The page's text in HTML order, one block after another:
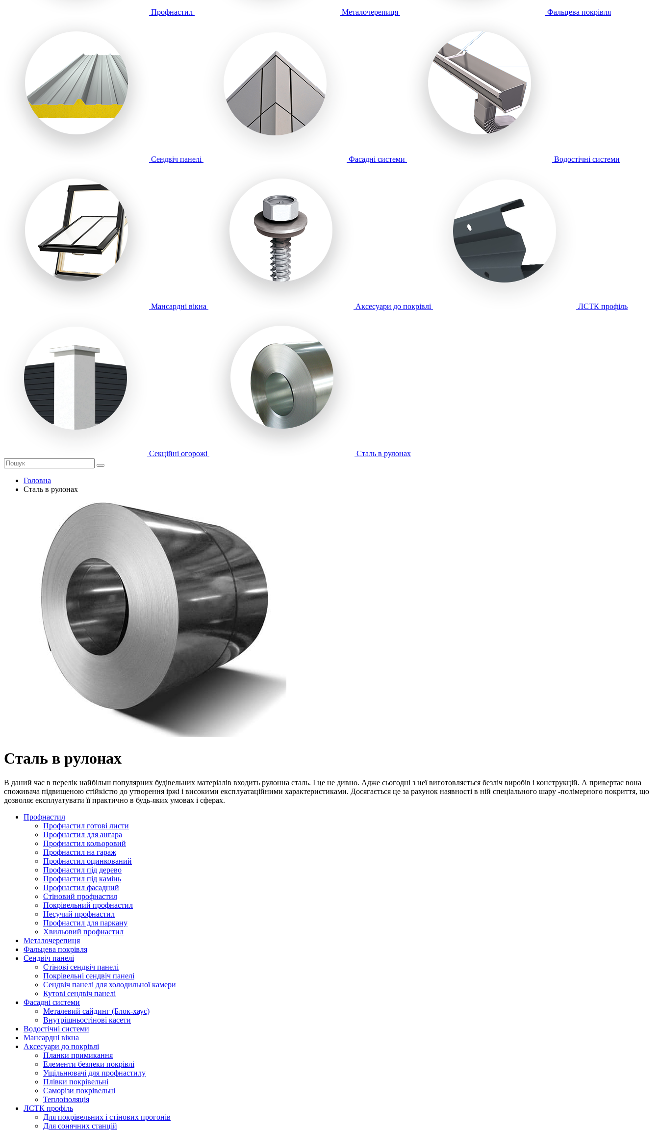
Профнастил Металочерепиця Фальцева покрівля
Сендвіч панелі Фасадні системи Водостічні системи
Мансардні вікна Аксесуари до покрівлі ЛСТК профіль
Секційні огорожі Сталь в рулонах
Головна
Сталь в рулонах
Сталь в рулонах
В даний час в перелік найбільш популярних будівельних матеріалів входить рулонна сталь. І це не дивно. Адже сьогодні з неї виготовляється безліч виробів і конструкцій. А привертає вона
споживача підвищеною стійкістю до утворення іржі і високими експлуатаційними характеристиками. Досягається це за рахунок наявності в ній спеціального шару -полімерного покриття, що
дозволяє експлуатувати її практично в будь-яких умовах і сферах.
Профнастил
Профнастил готові листи
Профнастил для ангара
Профнастил кольоровий
Профнастил на гараж
Профнастил оцинкований
Профнастил під дерево
Профнастил під камінь
Профнастил фасадний
Стіновий профнастил
Покрівельний профнастил
Несучий профнастил
Профнастил для паркану
Хвильовий профнастил
Металочерепиця
Фальцева покрівля
Сендвіч панелі
Стінові сендвіч панелі
Покрівельні сендвіч панелі
Сендвіч панелі для холодильної камери
Кутові сендвіч панелі
Фасадні системи
Металевий сайдинг (Блок-хаус)
Внутрішньостінові касети
Водостічні системи
Мансардні вікна
Аксесуари до покрівлі
Планки примикання
Елементи безпеки покрівлі
Ущільнювачі для профнастилу
Плівки покрівельні
Саморізи покрівельні
Теплоізоляція
ЛСТК профіль
Для покрівельних і стінових прогонів
Для сонячних станцій